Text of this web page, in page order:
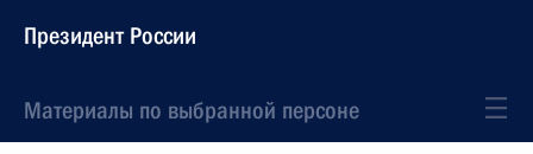
Президент России
Материалы по выбранной персоне